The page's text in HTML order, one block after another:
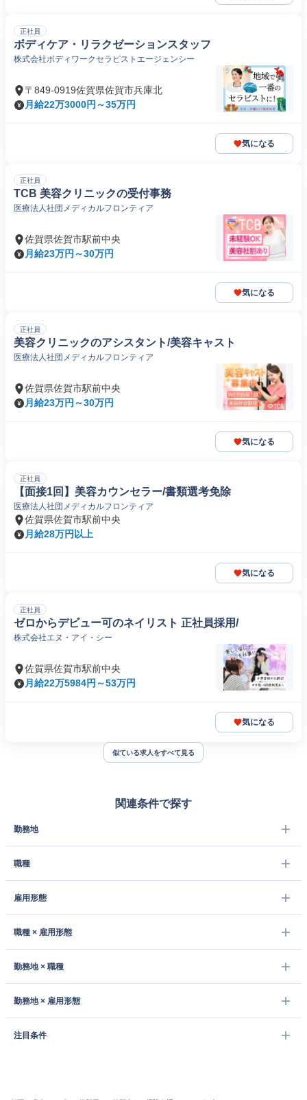
正社員
ボディケア・リラクゼーションスタッフ
株式会社ボディワークセラピストエージェンシー
〒849-0919佐賀県佐賀市兵庫北
月給22万3000円～35万円
気になる
正社員
TCB 美容クリニックの受付事務
医療法人社団メディカルフロンティア
佐賀県佐賀市駅前中央
月給23万円～30万円
気になる
正社員
美容クリニックのアシスタント/美容キャスト
医療法人社団メディカルフロンティア
佐賀県佐賀市駅前中央
月給23万円～30万円
気になる
正社員
【面接1回】美容カウンセラー/書類選考免除
医療法人社団メディカルフロンティア
佐賀県佐賀市駅前中央
月給28万円以上
気になる
正社員
ゼロからデビュー可のネイリスト 正社員採用/
株式会社エヌ・アイ・シー
佐賀県佐賀市駅前中央
月給22万5984円～53万円
気になる
似ている求人をすべて見る
関連条件で探す
勤務地
職種
雇用形態
職種 × 雇用形態
勤務地 × 職種
勤務地 × 雇用形態
注目条件